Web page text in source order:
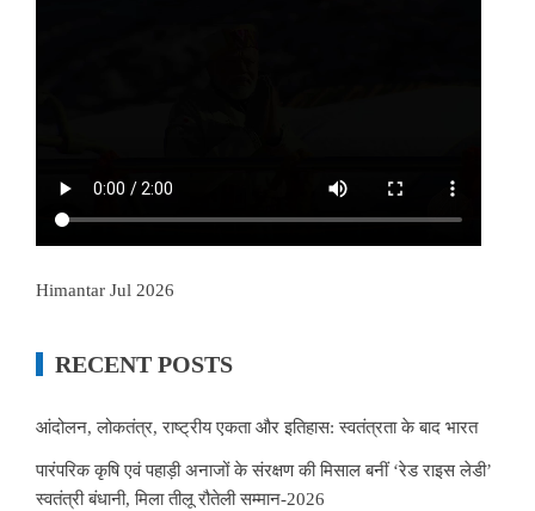
Himantar Jul 2026
RECENT POSTS
आंदोलन, लोकतंत्र, राष्ट्रीय एकता और इतिहास: स्वतंत्रता के बाद भारत
पारंपरिक कृषि एवं पहाड़ी अनाजों के संरक्षण की मिसाल बनीं ‘रेड राइस लेडी’
स्वतंत्री बंधानी, मिला तीलू रौतेली सम्मान-2026